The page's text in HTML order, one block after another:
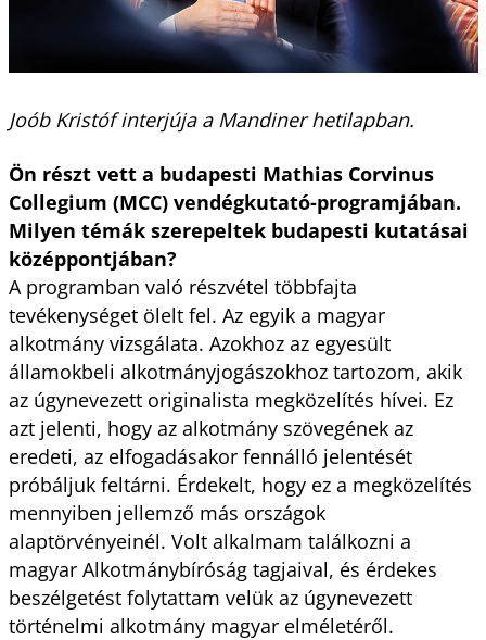
Joób Kristóf interjúja a Mandiner hetilapban.
Ön részt vett a budapesti Mathias Corvinus
Collegium (MCC) vendégkutató-programjában.
Milyen témák szerepeltek budapesti kutatásai
középpontjában?
A programban való részvétel többfajta
tevékenységet ölelt fel. Az egyik a magyar
alkotmány vizsgálata. Azokhoz az egyesült
államokbeli alkotmányjogászokhoz tartozom, akik
az úgynevezett originalista megközelítés hívei. Ez
azt jelenti, hogy az alkotmány szövegének az
eredeti, az elfogadásakor fennálló jelentését
próbáljuk feltárni. Érdekelt, hogy ez a megközelítés
mennyiben jellemző más országok
alaptörvényeinél. Volt alkalmam találkozni a
magyar Alkotmánybíróság tagjaival, és érdekes
beszélgetést folytattam velük az úgynevezett
történelmi alkotmány magyar elméletéről.